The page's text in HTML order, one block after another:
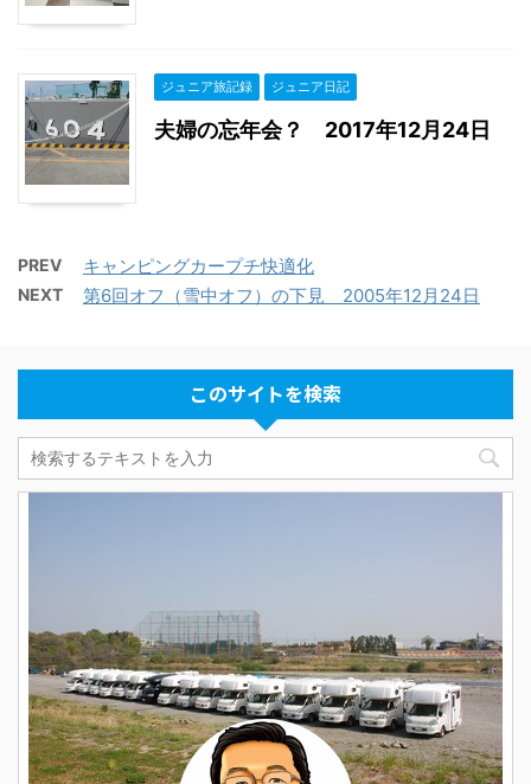
ジュニア旅記録 ジュニア日記
夫婦の忘年会？ 2017年12月24日
PREV キャンピングカープチ快適化
NEXT 第6回オフ（雪中オフ）の下見 2005年12月24日
このサイトを検索